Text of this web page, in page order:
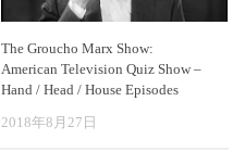
The Groucho Marx Show:
American Television Quiz Show –
Hand / Head / House Episodes
2018年8月27日